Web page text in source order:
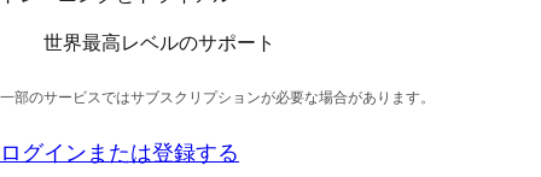
世界最高レベルのサポート
一部のサービスではサブスクリプションが必要な場合があります。
ログインまたは登録する